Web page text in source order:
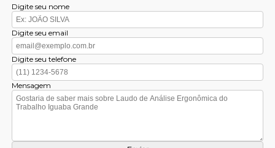
Digite seu nome
Digite seu email
Digite seu telefone
Mensagem